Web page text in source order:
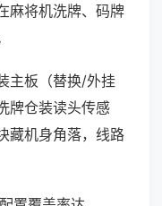
麻将机洗牌、码牌
主板（替换/外挂
牌仓装读头传感
藏机身角落，线路